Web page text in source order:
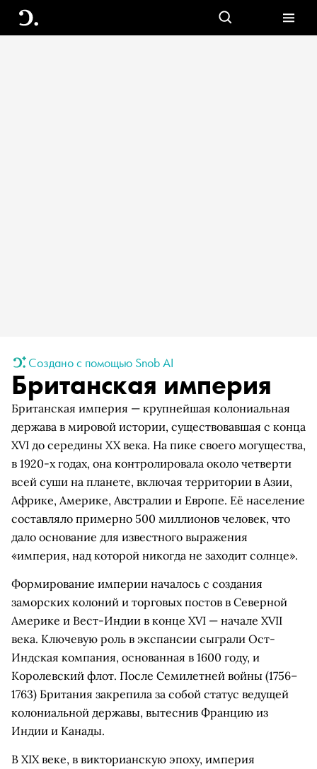
Создано с помощью Snob AI
Британская империя
Британская империя — крупнейшая колониальная
держава в мировой истории, существовавшая с конца
XVI до середины XX века. На пике своего могущества,
в 1920-х годах, она контролировала около четверти
всей суши на планете, включая территории в Азии,
Африке, Америке, Австралии и Европе. Её население
составляло примерно 500 миллионов человек, что
дало основание для известного выражения
«империя, над которой никогда не заходит солнце».
Формирование империи началось с создания
заморских колоний и торговых постов в Северной
Америке и Вест-Индии в конце XVI — начале XVII
века. Ключевую роль в экспансии сыграли Ост-
Индская компания, основанная в 1600 году, и
Королевский флот. После Семилетней войны (1756–
1763) Британия закрепила за собой статус ведущей
колониальной державы, вытеснив Францию из
Индии и Канады.
В XIX веке, в викторианскую эпоху, империя